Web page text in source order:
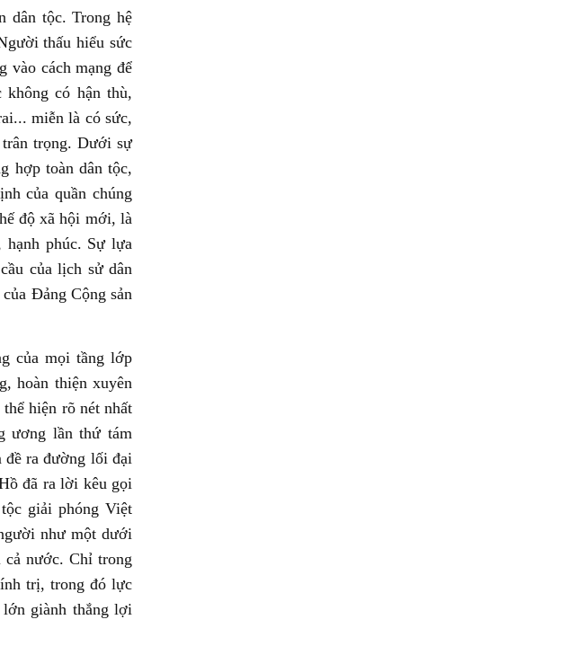
dân tộc. Trong hệ
thấu hiểu sức
vào cách mạng để
có hận thù,
miễn là có sức,
trọng. Dưới sự
hợp toàn dân tộc,
của quần chúng
độ xã hội mới, là
hạnh phúc. Sự lựa
của lịch sử dân
Đảng Cộng sản
của mọi tầng lớp
hoàn thiện xuyên
hiện rõ nét nhất
ương lần thứ tám
đề ra đường lối đại
đã ra lời kêu gọi
giải phóng Việt
như một dưới
cả nước. Chỉ trong
trị, trong đó lực
giành thắng lợi